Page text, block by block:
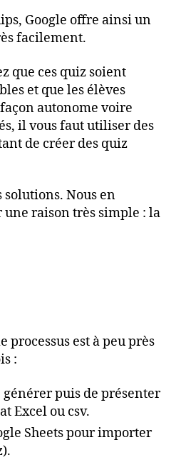
Google offre ainsi un
facilement.
que ces quiz soient
et que les élèves
autonome voire
il vous faut utiliser des
de créer des quiz
Nous en
raison très simple : la
processus est à peu près
:
générer puis de présenter
Excel ou csv.
Sheets pour importer